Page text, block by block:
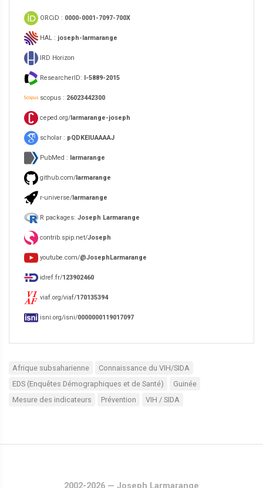
ORCiD : 0000-0001-7097-700X
HAL : joseph-larmarange
IRD Horizon
ResearcherID: I-5889-2015
scopus : 26023442300
ceped.org/larmarange-joseph
scholar : pQDKEIUAAAAJ
PubMed : larmarange
github.com/larmarange
r-universe/larmarange
R packages: Joseph Larmarange
contrib.spip.net/Joseph
youtube.com/@JosephLarmarange
idref.fr/123902460
viaf.org/viaf/170135394
isni.org/isni/0000000119017097
Afrique subsaharienne
Connaissance du VIH/SIDA
EDS (Enquêtes Démographiques et de Santé)
Guinée
Mesure des indicateurs
Prévention VIH / SIDA
2002-2026 — Joseph Larmarange